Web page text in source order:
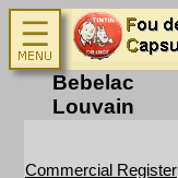
Bebelac
Louvain
Commercial Register